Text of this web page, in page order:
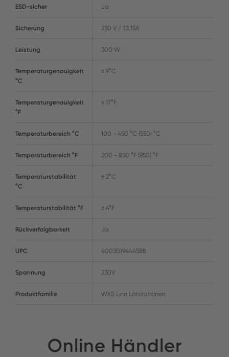
ESD-sicher Ja
Sicherung 230 V / T3,15A
Leistung 300 W
Temperaturgenauigkeit
°C
± 9°C
Temperaturgenauigkeit
°F
± 17°F
Temperaturbereich °C 100 - 450 °C (550) °C
Temperaturbereich °F 200 - 850 °F (950) °F
Temperaturstabilität
°C
± 2°C
Temperaturstabilität °F ± 4°F
Rückverfolgbarkeit Ja
UPC 4003019444588
Spannung 230V
Produktfamilie WXS Line Lötstationen
Online Händler